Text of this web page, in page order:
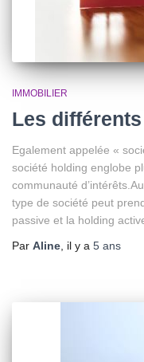
IMMOBILIER
Les
Egalement appelée «
société holding englobe
communauté
type de société peut
passive et la holding
Par Aline , il y a 5 ans